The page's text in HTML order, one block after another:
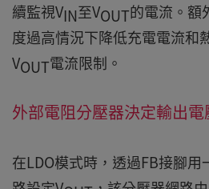
續監視VIN至VOUT的電流。額
度過高情況下降低充電電流和
VOUT電流限制。
外部電阻分壓器決定輸出電
在LDO模式時，透過FB接腳